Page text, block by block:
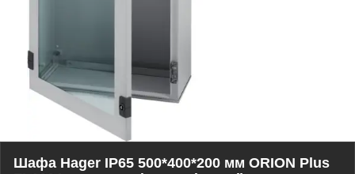
Шафа Hager IP65 500*400*200 мм ORION Plus